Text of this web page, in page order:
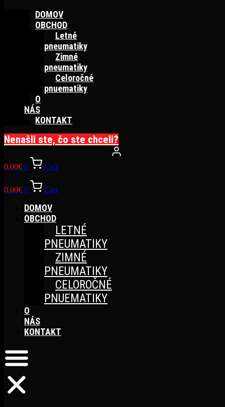
DOMOV
OBCHOD
Letné
pneumatiky
Zimné
pneumatiky
Celoročné
pnuematiky
O
NÁS
KONTAKT
Nenašli ste, čo ste chceli?
0,00€ 0 Cart
0,00€ 0 Cart
DOMOV
OBCHOD
LETNÉ
PNEUMATIKY
ZIMNÉ
PNEUMATIKY
CELOROČNÉ
PNUEMATIKY
O
NÁS
KONTAKT